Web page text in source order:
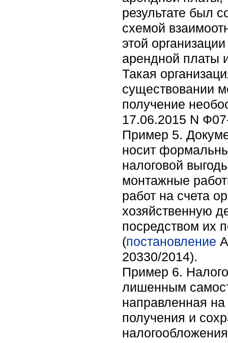
результате был
схемой
этой
арендной платы
Такая
существовании
получение
17.06.2015 N
Пример 5.
носит
налоговой
монтажные
работ на счета
хозяйственную
посредством их
(постановление
20330/2014).
Пример 6.
лишенным
направленная
получения и